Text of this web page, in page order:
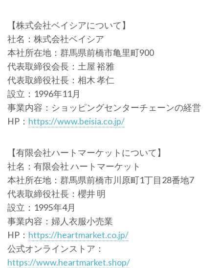
【株式会社ベイシアについて】
社名：株式会社ベイシア
本社所在地：群馬県前橋市亀里町900
代表取締役会長：土屋 裕雅
代表取締役社長：相木 孝仁
設立：1996年11月
事業内容：ショッピングセンターチェーンの経営
HP： https://www.beisia.co.jp/
【有限会社ハートマーケットについて】
社名：有限会社 ハートマーケット
本社所在地：群馬県前橋市川原町1丁目28番地7
代表取締役社長：櫻井 明
設立：1995年4月
事業内容：婦人衣服小売業
HP： https://heartmarket.co.jp/
公式オンラインストア：
https://www.heartmarket.shop/